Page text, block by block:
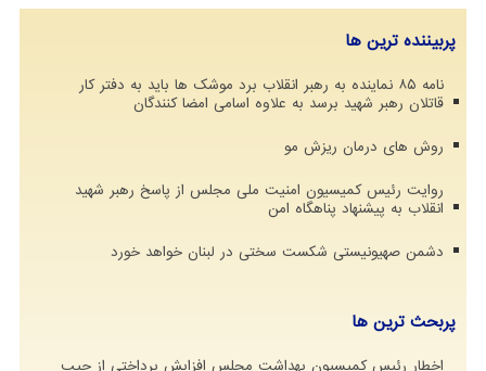
پربیننده ترین ها
نامه ۸۵ نماینده به رهبر انقلاب برد موشک ها باید به دفتر کار
قاتلان رهبر شهید برسد به علاوه اسامی امضا کنندگان
روش های درمان ریزش مو
روایت رئیس کمیسیون امنیت ملی مجلس از پاسخ رهبر شهید
انقلاب به پیشنهاد پناهگاه امن
دشمن صهیونیستی شکست سختی در لبنان خواهد خورد
پربحث ترین ها
اخطار رئیس کمیسیون بهداشت مجلس افزایش پرداختی از جیب